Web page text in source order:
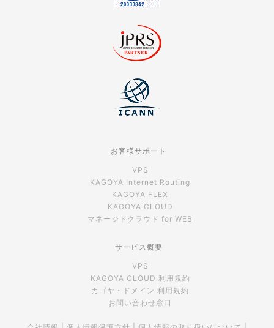
お客様サポート
VPS
KAGOYA Internet Routing
KAGOYA FLEX
KAGOYA CLOUD
マネージドクラウド for WEB
サービス概要
VPS
KAGOYA CLOUD 利用規約
カゴヤ・ドメイン 利用規約
お問い合わせ窓口